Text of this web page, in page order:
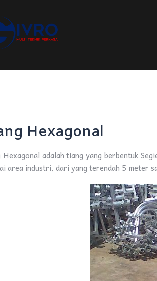
Hexagonal
Hexagonal adalah tiang yang berbentuk
area industri, dari yang terendah 5 meter